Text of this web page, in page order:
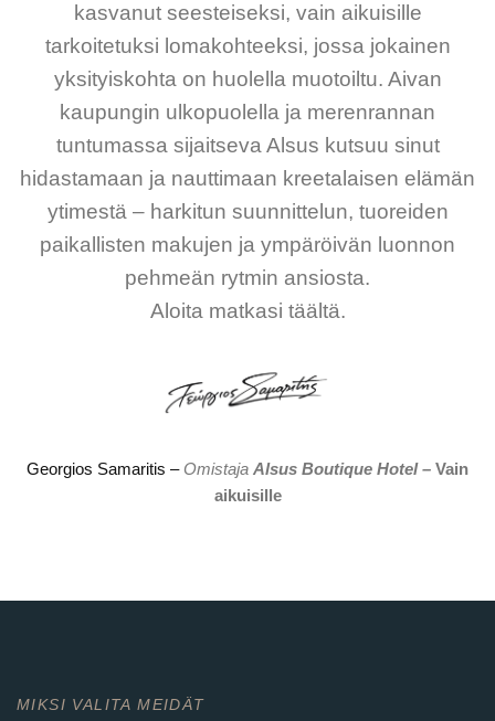
kasvanut seesteiseksi, vain aikuisille
tarkoitetuksi lomakohteeksi, jossa jokainen
yksityiskohta on huolella muotoiltu. Aivan
kaupungin ulkopuolella ja merenrannan
tuntumassa sijaitseva Alsus kutsuu sinut
hidastamaan ja nauttimaan kreetalaisen elämän
ytimestä – harkitun suunnittelun, tuoreiden
paikallisten makujen ja ympäröivän luonnon
pehmeän rytmin ansiosta.
Aloita matkasi täältä.
Georgios Samaritis –Omistaja Alsus Boutique Hotel – Vain
aikuisille
MIKSI VALITA MEIDÄT